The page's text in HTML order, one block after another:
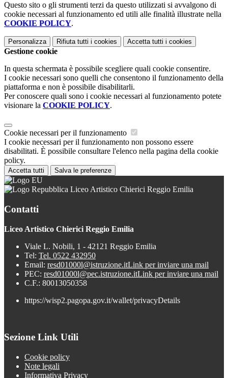
Questo sito o gli strumenti terzi da questo utilizzati si avvalgono di
cookie necessari al funzionamento ed utili alle finalità illustrate nella
COOKIE POLICY.
Personalizza Rifiuta tutti i cookies Accetta tutti i cookies
Gestione cookie
In questa schermata è possibile scegliere quali cookie consentire.
I cookie necessari sono quelli che consentono il funzionamento della
piattaforma e non è possibile disabilitarli.
Per conoscere quali sono i cookie necessari al funzionamento potete
visionare la COOKIE POLICY.
Cookie necessari per il funzionamento
I cookie necessari per il funzionamento non possono essere
disabilitati. È possibile consultare l'elenco nella pagina della cookie
policy.
Accetta tutti Salva le preferenze
Liceo Artistico Chierici Reggio Emilia
Contatti
Liceo Artistico Chierici Reggio Emilia
Viale L. Nobili, 1 - 42121 Reggio Emilia
Tel: Tel. 0522 432950
Email: resd01000l@istruzione.itLink per inviare una mail
PEC: resd01000l@pec.istruzione.itLink per inviare una mail
C.F.: 80013050358
https://wisp2.pagopa.gov.it/wallet/privacyDetails
Sezione Link Utili
Cookie policy
Note legali
Informativa Privacy